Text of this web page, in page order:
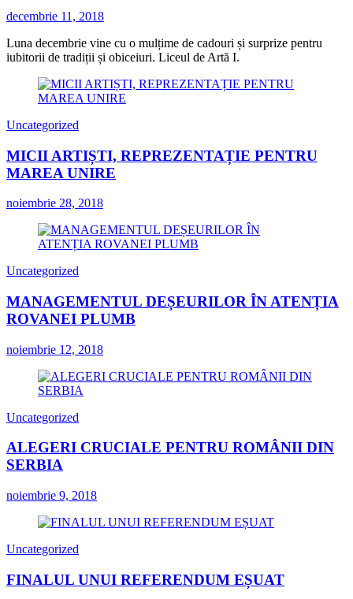
decembrie 11, 2018
Luna decembrie vine cu o mulțime de cadouri și surprize pentru
iubitorii de tradiții și obiceiuri. Liceul de Artă I.
Uncategorized
MICII ARTIȘTI, REPREZENTAȚIE PENTRU
MAREA UNIRE
noiembrie 28, 2018
Uncategorized
MANAGEMENTUL DEȘEURILOR ÎN ATENȚIA
ROVANEI PLUMB
noiembrie 12, 2018
Uncategorized
ALEGERI CRUCIALE PENTRU ROMÂNII DIN
SERBIA
noiembrie 9, 2018
Uncategorized
FINALUL UNUI REFERENDUM EȘUAT